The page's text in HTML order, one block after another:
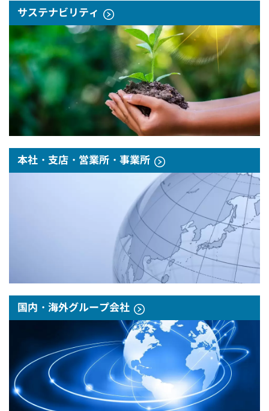
サステナビリティ
本社・支店・営業所・事業所
国内・海外グループ会社